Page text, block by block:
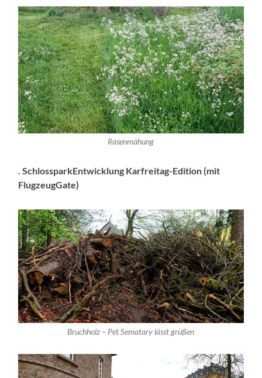
Rasenmähung
. SchlossparkEntwicklung Karfreitag-Edition (mit
FlugzeugGate)
Bruchholz – Pet Sematary lässt grüßen